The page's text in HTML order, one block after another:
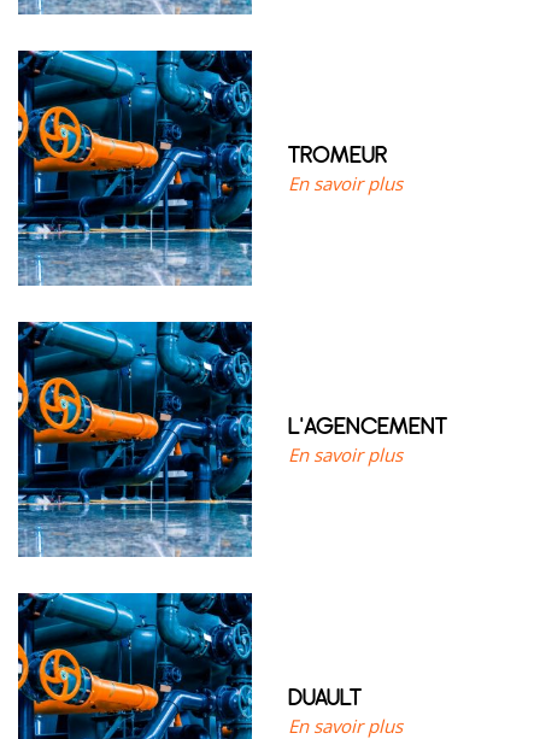
TROMEUR
En savoir plus
L’AGENCEMENT
En savoir plus
DUAULT
En savoir plus